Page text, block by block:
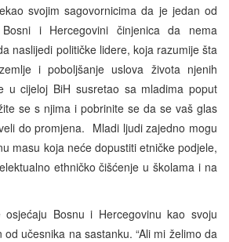
svojim sagovornicima da je jedan od
i Hercegovini činjenica da nema
naslijedi političke lidere, koja razumije šta
i poboljšanje uslova života njenih
u cijeloj BiH susretao sa mladima poput
se s njima i pobrinite se da se vaš glas
do promjena. Mladi ljudi zajedno mogu
masu koja neće dopustiti etničke podjele,
ethničko čišćenje u školama i na
Bosnu i Hercegovinu kao svoju
od učesnika na sastanku. “Ali mi želimo da